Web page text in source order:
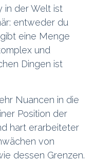
in der Welt ist
entweder du
eine Menge
und
Dingen ist
Nuancen in die
Position der
hart erarbeiteter
von
dessen Grenzen.